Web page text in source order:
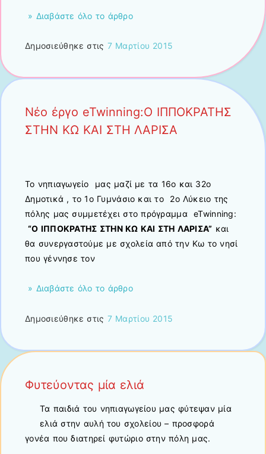
» Διαβάστε όλο το άρθρο
Δημοσιεύθηκε στις 7 Μαρτίου 2015
Nέο έργο eTwinning:Ο ΙΠΠΟΚΡΑΤΗΣ
ΣΤΗΝ ΚΩ ΚΑΙ ΣΤΗ ΛΑΡΙΣΑ
Το νηπιαγωγείο μας μαζί με τα 16ο και 32ο
Δημοτικά , το 1ο Γυμνάσιο και το 2ο Λύκειο της
πόλης μας συμμετέχει στο πρόγραμμα eTwinning:
“Ο ΙΠΠΟΚΡΑΤΗΣ ΣΤΗΝ ΚΩ ΚΑΙ ΣΤΗ ΛΑΡΙΣΑ” και
θα συνεργαστούμε με σχολεία από την Κω το νησί
που γέννησε τον
» Διαβάστε όλο το άρθρο
Δημοσιεύθηκε στις 7 Μαρτίου 2015
Φυτεύοντας μία ελιά
Τα παιδιά του νηπιαγωγείου μας φύτεψαν μία
ελιά στην αυλή του σχολείου – προσφορά
γονέα που διατηρεί φυτώριο στην πόλη μας.